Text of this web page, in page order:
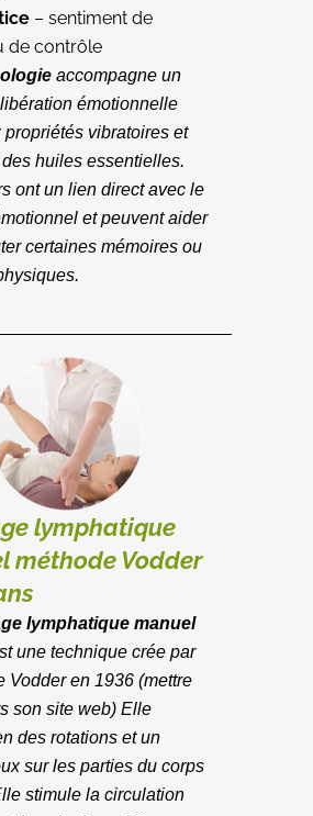
– sentiment de
de contrôle
accompagne un
émotionnelle
propriétés vibratoires et
huiles essentielles.
ont un lien direct avec le
et peuvent aider
certaines mémoires ou
lymphatique
méthode Vodder
lymphatique manuel
une technique crée par
Vodder en 1936 (mettre
son site web) Elle
des rotations et un
sur les parties du corps
stimule la circulation